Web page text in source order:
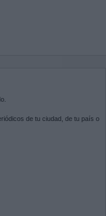
de tu ciudad, de tu país o